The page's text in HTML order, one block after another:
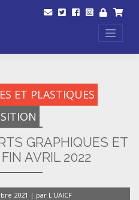
ET PLASTIQUES
GRAPHIQUES ET
AVRIL 2022
2021 | par L'UAICF